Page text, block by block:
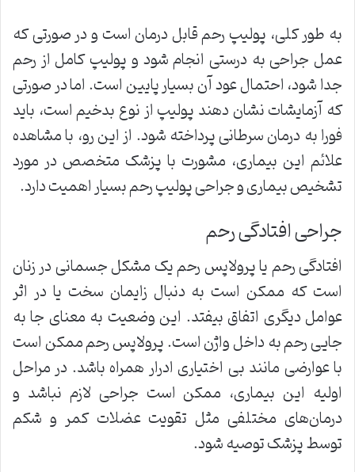
به طور کلی، پولیپ رحم قابل درمان است و در صورتی که
عمل جراحی به درستی انجام شود و پولیپ کامل از رحم
جدا شود، احتمال عود آن بسیار پایین است. اما در صورتی
که آزمایشات نشان دهند پولیپ از نوع بدخیم است، باید
فورا به درمان سرطانی پرداخته شود. از این رو، با مشاهده
علائم این بیماری، مشورت با پزشک متخصص در مورد
تشخیص بیماری و جراحی پولیپ رحم بسیار اهمیت دارد.
جراحی افتادگی رحم
افتادگی رحم یا پرولاپس رحم یک مشکل جسمانی در زنان
است که ممکن است به دنبال زایمان سخت یا در اثر
عوامل دیگری اتفاق بیفتد. این وضعیت به معنای جا به
جایی رحم به داخل واژن است. پرولاپس رحم ممکن است
با عوارضی مانند بی اختیاری ادرار همراه باشد. در مراحل
اولیه این بیماری، ممکن است جراحی لازم نباشد و
درمان‌های مختلفی مثل تقویت عضلات کمر و شکم
توسط پزشک توصیه ‌شود.